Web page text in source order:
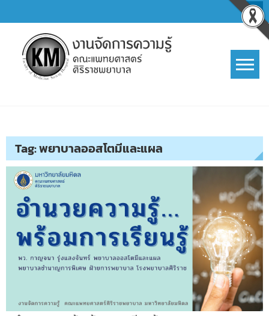
to
content
Tag:พยาบาลออสโตมีและแผล